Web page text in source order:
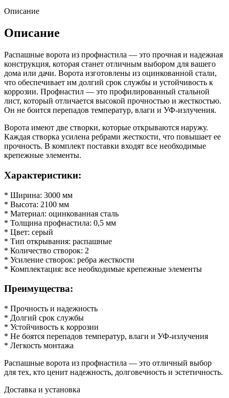
Описание
Описание
Распашные ворота из профнастила — это прочная и надежная
конструкция, которая станет отличным выбором для вашего
дома или дачи. Ворота изготовлены из оцинкованной стали,
что обеспечивает им долгий срок службы и устойчивость к
коррозии. Профнастил — это профилированный стальной
лист, который отличается высокой прочностью и жесткостью.
Он не боится перепадов температур, влаги и УФ-излучения.
Ворота имеют две створки, которые открываются наружу.
Каждая створка усилена ребрами жесткости, что повышает ее
прочность. В комплект поставки входят все необходимые
крепежные элементы.
Характеристики:
* Ширина: 3000 мм
* Высота: 2100 мм
* Материал: оцинкованная сталь
* Толщина профнастила: 0,5 мм
* Цвет: серый
* Тип открывания: распашные
* Количество створок: 2
* Усиление створок: ребра жесткости
* Комплектация: все необходимые крепежные элементы
Преимущества:
* Прочность и надежность
* Долгий срок службы
* Устойчивость к коррозии
* Не боятся перепадов температур, влаги и УФ-излучения
* Легкость монтажа
Распашные ворота из профнастила — это отличный выбор
для тех, кто ценит надежность, долговечность и эстетичность.
Доставка и установка